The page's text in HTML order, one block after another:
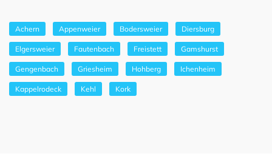
Achern Appenweier Bodersweier Diersburg
Elgersweier Fautenbach Freistett Gamshurst
Gengenbach Griesheim Hohberg Ichenheim
Kappelrodeck Kehl Kork